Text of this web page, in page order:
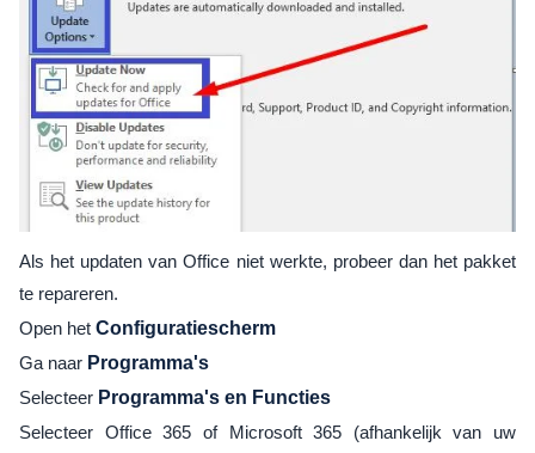
Als het updaten van Office niet werkte, probeer dan het pakket
te repareren.
Open het Configuratiescherm
Ga naar Programma's
Selecteer Programma's en Functies
Selecteer Office 365 of Microsoft 365 (afhankelijk van uw